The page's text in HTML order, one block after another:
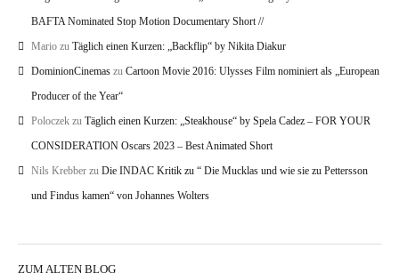
BAFTA Nominated Stop Motion Documentary Short //
Mario zu Täglich einen Kurzen: „Backflip“ by Nikita Diakur
DominionCinemas zu Cartoon Movie 2016: Ulysses Film nominiert als „European
Producer of the Year“
Poloczek zu Täglich einen Kurzen: „Steakhouse“ by Spela Cadez – FOR YOUR
CONSIDERATION Oscars 2023 – Best Animated Short
Nils Krebber zu Die INDAC Kritik zu “ Die Mucklas und wie sie zu Pettersson
und Findus kamen“ von Johannes Wolters
ZUM ALTEN BLOG